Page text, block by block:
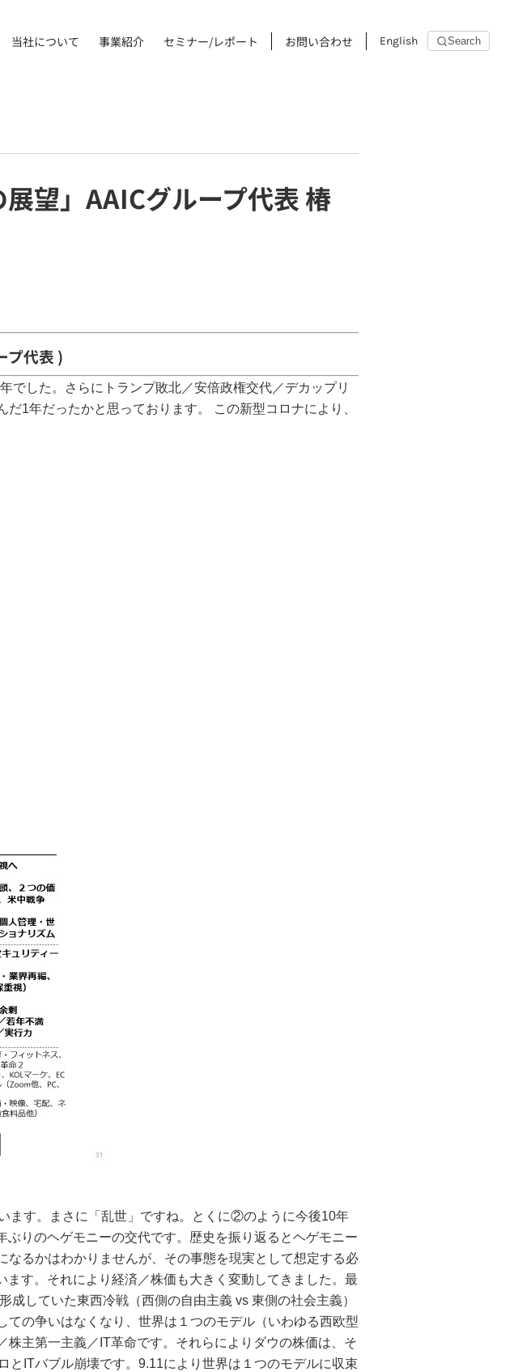
当社について 事業紹介 セミナー/レポート お問い合わせ English Search
望」AAICグループ代表 椿
プ代表 )
でした。さらにトランプ敗北／安倍政権交代／デカップリ
1年だったかと思っております。
この新型コロナにより、
ます。まさに「乱世」ですね。とくに②のように今後10年
りのヘゲモニーの交代です。歴史を振り返るとヘゲモニー
るかはわかりませんが、その事態を現実として想定する必
す。それにより経済／株価も大きく変動してきました。最
していた東西冷戦（西側の自由主義 vs 東側の社会主義）
の争いはなくなり、世界は１つのモデル（いわゆる西欧型
主第一主義／IT革命です。それらによりダウの株価は、そ
とITバブル崩壊です。9.11により世界は１つのモデルに収束